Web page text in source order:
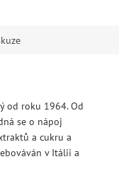
od roku 1964. Od
se o nápoj
a cukru a
v Itálii a